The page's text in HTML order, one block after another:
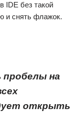
IDE без такой
и снять флажок.
на
открыть